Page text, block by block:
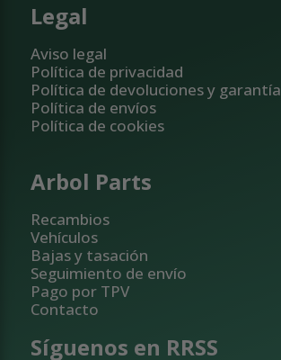
Legal
Aviso legal
Política de privacidad
Política de devoluciones y garantía
Política de envíos
Política de cookies
Arbol Parts
Recambios
Vehículos
Bajas y tasación
Seguimiento de envío
Pago por TPV
Contacto
Síguenos en RRSS